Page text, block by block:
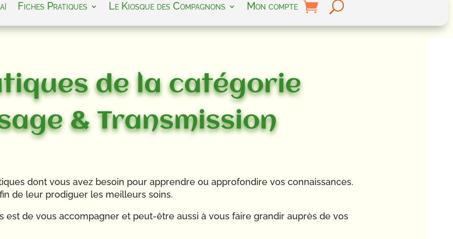
Fiches Pratiques Le Kiosque des Compagnons Mon compte
de la catégorie
& Transmission
dont vous avez besoin pour apprendre ou approfondire vos connaissances.
de leur prodiguer les meilleurs soins.
est de vous accompagner et peut-être aussi à vous faire grandir auprès de vos